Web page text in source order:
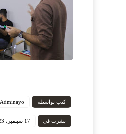
كتب بواسطة Adminayo
نشرت في 17 سبتمبر، 2023